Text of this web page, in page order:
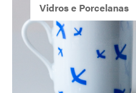
Vidros e Porcelanas